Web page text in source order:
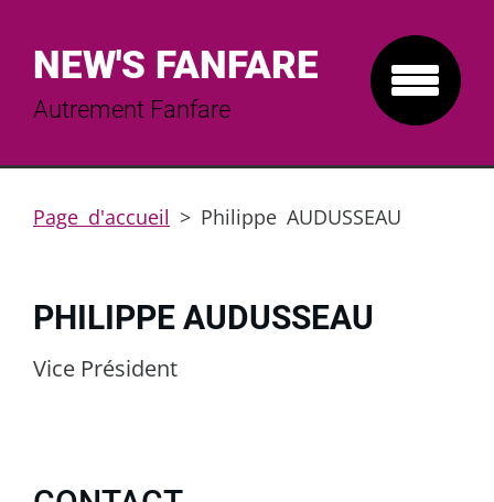
NEW'S FANFARE
Autrement Fanfare
Page d'accueil > Philippe AUDUSSEAU
PHILIPPE AUDUSSEAU
Vice Président